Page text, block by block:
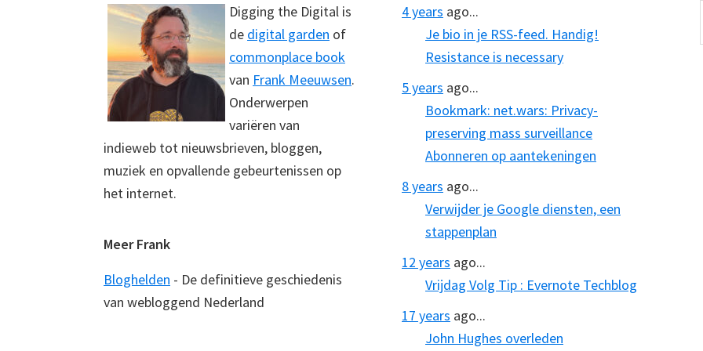
Digging the Digital is
de digital garden of
commonplace book
van Frank Meeuwsen.
Onderwerpen
variëren van
indieweb tot nieuwsbrieven, bloggen,
muziek en opvallende gebeurtenissen op
het internet.
Meer Frank
Bloghelden - De definitieve geschiedenis
van webloggend Nederland
4 years ago...
Je bio in je RSS-feed. Handig!
Resistance is necessary
5 years ago...
Bookmark: net.wars: Privacy-
preserving mass surveillance
Abonneren op aantekeningen
8 years ago...
Verwijder je Google diensten, een
stappenplan
12 years ago...
Vrijdag Volg Tip : Evernote Techblog
17 years ago...
John Hughes overleden